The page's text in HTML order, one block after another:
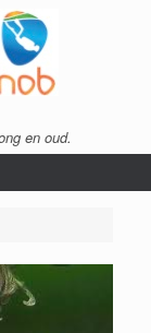
en oud.